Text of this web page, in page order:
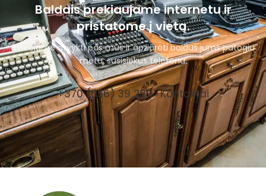
Baldais prekiaujame internetu ir
pristatome į vietą.
Kviečiame atvykti pas mus ir apžiūrėti baldus jums patogiu
metu, susisiekus telefonu.
+370 (656) 39 287 Kontaktai